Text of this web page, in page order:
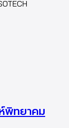
พิทยาคม